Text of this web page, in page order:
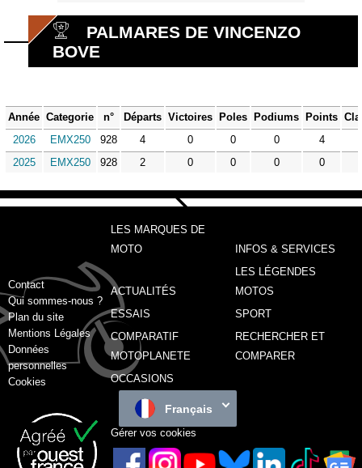
PALMARES DE VINCENZO
BOVE
Année Categorie n° Départs Victoires Poles Podiums Points
2026
EMX250 928 4 0 0 0
4
2025
EMX250 928 2 0 0 0 0
Contact
Qui sommes-nous ?
Plan du site
Mentions Légales
Données
personnelles
Cookies
LES MARQUES DE
MOTO
INFOS & SERVICES
ACTUALITÉS
LES LÉGENDES
MOTOS
ESSAIS
SPORT
COMPARATIF
MOTOPLANETE
RECHERCHER ET
COMPARER
OCCASIONS
Français
Gérer vos cookies